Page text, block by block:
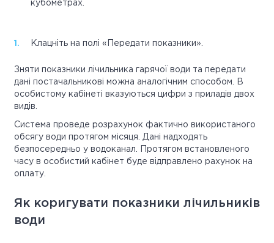
кубометрах.
Клацніть на полі «Передати показники».
Зняти показники лічильника гарячої води та передати
дані постачальникові можна аналогічним способом. В
особистому кабінеті вказуються цифри з приладів двох
видів.
Система проведе розрахунок фактично використаного
обсягу води протягом місяця. Дані надходять
безпосередньо у водоканал. Протягом встановленого
часу в особистий кабінет буде відправлено рахунок на
оплату.
Як коригувати показники лічильників
води